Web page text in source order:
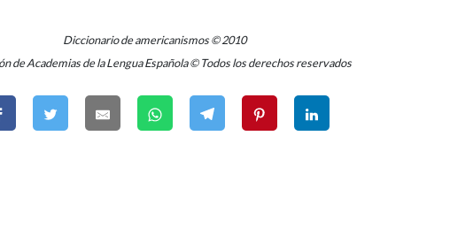
Diccionario de americanismos © 2010
de Academias de la Lengua Española © Todos los derechos reservados